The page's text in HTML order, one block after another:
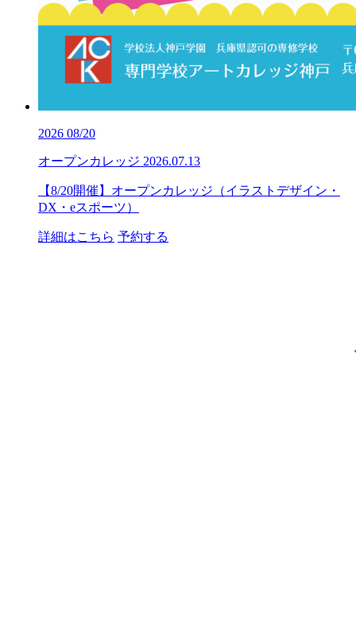
2026 08/20
オープンカレッジ 2026.07.13
【8/20開催】オープンカレッジ（イラストデザイン・
DX・eスポーツ）
詳細はこちら 予約する